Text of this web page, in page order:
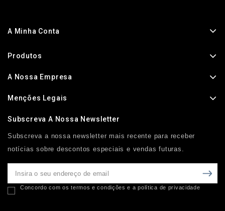
A Minha Conta
Produtos
A Nossa Empresa
Menções Legais
Subscreva A Nossa Newsletter
Subscreva a nossa newsletter mais recente para receber
notícias sobre descontos especiais e vendas futuras.
Concordo com os termos e condições e a política de privacidade